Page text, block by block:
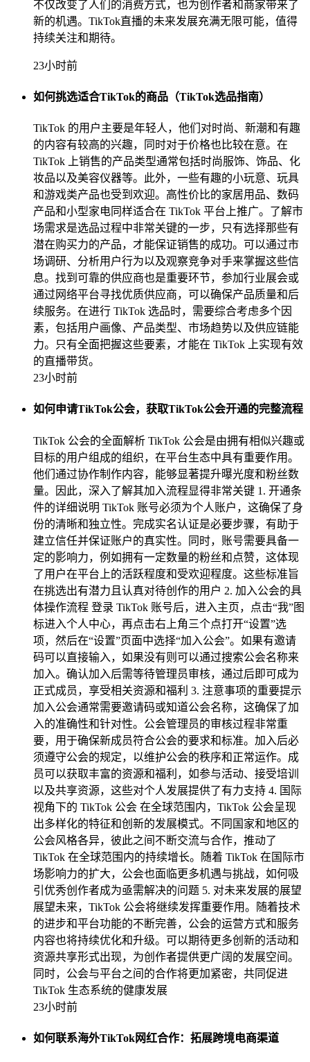
不仅改变了人们的消费方式，也为创作者和商家带来了
新的机遇。TikTok直播的未来发展充满无限可能，值得
持续关注和期待。
23小时前
如何挑选适合TikTok的商品（TikTok选品指南）
TikTok 的用户主要是年轻人，他们对时尚、新潮和有趣
的内容有较高的兴趣，同时对于价格也比较在意。在
TikTok 上销售的产品类型通常包括时尚服饰、饰品、化
妆品以及美容仪器等。此外，一些有趣的小玩意、玩具
和游戏类产品也受到欢迎。高性价比的家居用品、数码
产品和小型家电同样适合在 TikTok 平台上推广。了解市
场需求是选品过程中非常关键的一步，只有选择那些有
潜在购买力的产品，才能保证销售的成功。可以通过市
场调研、分析用户行为以及观察竞争对手来掌握这些信
息。找到可靠的供应商也是重要环节，参加行业展会或
通过网络平台寻找优质供应商，可以确保产品质量和后
续服务。在进行 TikTok 选品时，需要综合考虑多个因
素，包括用户画像、产品类型、市场趋势以及供应链能
力。只有全面把握这些要素，才能在 TikTok 上实现有效
的直播带货。
23小时前
如何申请TikTok公会，获取TikTok公会开通的完整流程
TikTok 公会的全面解析 TikTok 公会是由拥有相似兴趣或
目标的用户组成的组织，在平台生态中具有重要作用。
他们通过协作制作内容，能够显著提升曝光度和粉丝数
量。因此，深入了解其加入流程显得非常关键 1. 开通条
件的详细说明 TikTok 账号必须为个人账户，这确保了身
份的清晰和独立性。完成实名认证是必要步骤，有助于
建立信任并保证账户的真实性。同时，账号需要具备一
定的影响力，例如拥有一定数量的粉丝和点赞，这体现
了用户在平台上的活跃程度和受欢迎程度。这些标准旨
在挑选出有潜力且认真对待创作的用户 2. 加入公会的具
体操作流程 登录 TikTok 账号后，进入主页，点击“我”图
标进入个人中心，再点击右上角三个点打开“设置”选
项，然后在“设置”页面中选择“加入公会”。如果有邀请
码可以直接输入，如果没有则可以通过搜索公会名称来
加入。确认加入后需等待管理员审核，通过后即可成为
正式成员，享受相关资源和福利 3. 注意事项的重要提示
加入公会通常需要邀请码或知道公会名称，这确保了加
入的准确性和针对性。公会管理员的审核过程非常重
要，用于确保新成员符合公会的要求和标准。加入后必
须遵守公会的规定，以维护公会的秩序和正常运作。成
员可以获取丰富的资源和福利，如参与活动、接受培训
以及共享资源，这些对个人发展提供了有力支持 4. 国际
视角下的 TikTok 公会 在全球范围内，TikTok 公会呈现
出多样化的特征和创新的发展模式。不同国家和地区的
公会风格各异，彼此之间不断交流与合作，推动了
TikTok 在全球范围内的持续增长。随着 TikTok 在国际市
场影响力的扩大，公会也面临更多机遇与挑战，如何吸
引优秀创作者成为亟需解决的问题 5. 对未来发展的展望
展望未来，TikTok 公会将继续发挥重要作用。随着技术
的进步和平台功能的不断完善，公会的运营方式和服务
内容也将持续优化和升级。可以期待更多创新的活动和
资源共享形式出现，为创作者提供更广阔的发展空间。
同时，公会与平台之间的合作将更加紧密，共同促进
TikTok 生态系统的健康发展
23小时前
如何联系海外TikTok网红合作：拓展跨境电商渠道